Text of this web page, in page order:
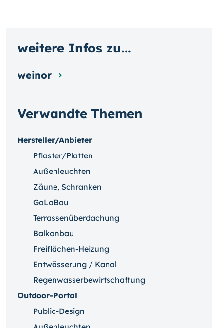
Verwandte Themen
Hersteller/Anbieter
Pflaster/Platten
Außenleuchten
Zäune, Schranken
GaLaBau
Terrassenüberdachung
Balkonbau
Freiflächen-Heizung
Entwässerung / Kanal
Regenwasserbewirtschaftung
Outdoor-Portal
Public-Design
weitere Infos zu...
weinor